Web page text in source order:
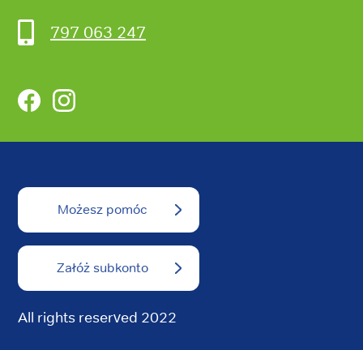
797 063 247
FacebookInstagram
Możesz pomóc
Załóż subkonto
All rights reserved 2022